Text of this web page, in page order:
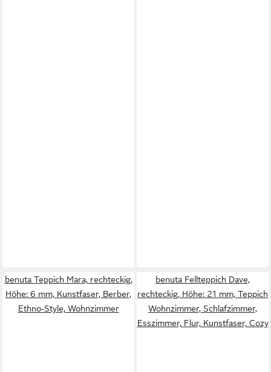
benuta Teppich Mara, rechteckig,
Höhe: 6 mm, Kunstfaser, Berber,
Ethno-Style, Wohnzimmer
benuta Fellteppich Dave,
rechteckig, Höhe: 21 mm, Teppich
Wohnzimmer, Schlafzimmer,
Esszimmer, Flur, Kunstfaser, Cozy